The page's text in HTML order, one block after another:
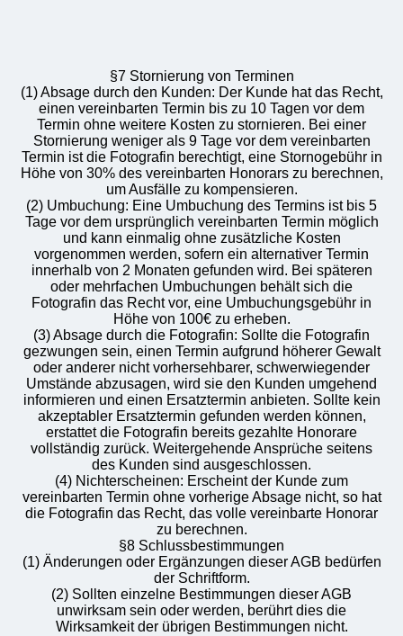
§7 Stornierung von Terminen
(1) Absage durch den Kunden: Der Kunde hat das Recht,
einen vereinbarten Termin bis zu 10 Tagen vor dem
Termin ohne weitere Kosten zu stornieren. Bei einer
Stornierung weniger als 9 Tage vor dem vereinbarten
Termin ist die Fotografin berechtigt, eine Stornogebühr in
Höhe von 30% des vereinbarten Honorars zu berechnen,
um Ausfälle zu kompensieren.
(2) Umbuchung: Eine Umbuchung des Termins ist bis 5
Tage vor dem ursprünglich vereinbarten Termin möglich
und kann einmalig ohne zusätzliche Kosten
vorgenommen werden, sofern ein alternativer Termin
innerhalb von 2 Monaten gefunden wird. Bei späteren
oder mehrfachen Umbuchungen behält sich die
Fotografin das Recht vor, eine Umbuchungsgebühr in
Höhe von 100€ zu erheben.
(3) Absage durch die Fotografin: Sollte die Fotografin
gezwungen sein, einen Termin aufgrund höherer Gewalt
oder anderer nicht vorhersehbarer, schwerwiegender
Umstände abzusagen, wird sie den Kunden umgehend
informieren und einen Ersatztermin anbieten. Sollte kein
akzeptabler Ersatztermin gefunden werden können,
erstattet die Fotografin bereits gezahlte Honorare
vollständig zurück. Weitergehende Ansprüche seitens
des Kunden sind ausgeschlossen.
(4) Nichterscheinen: Erscheint der Kunde zum
vereinbarten Termin ohne vorherige Absage nicht, so hat
die Fotografin das Recht, das volle vereinbarte Honorar
zu berechnen.
§8 Schlussbestimmungen
(1) Änderungen oder Ergänzungen dieser AGB bedürfen
der Schriftform.
(2) Sollten einzelne Bestimmungen dieser AGB
unwirksam sein oder werden, berührt dies die
Wirksamkeit der übrigen Bestimmungen nicht.